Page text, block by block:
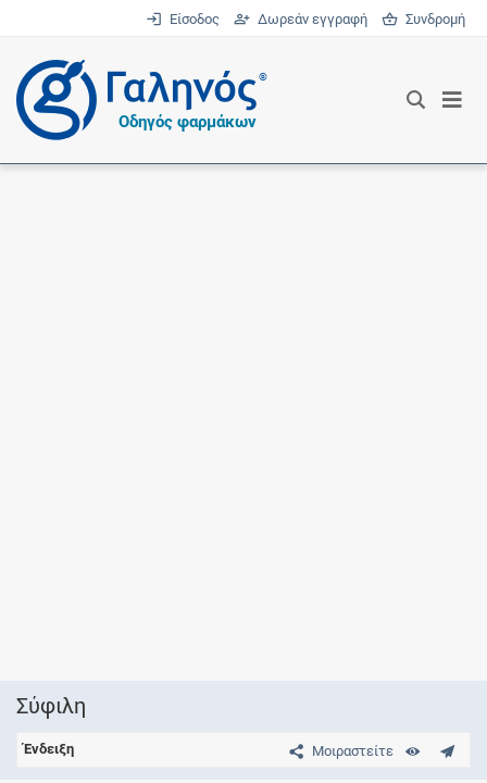
Είσοδος Δωρεάν εγγραφή Συνδρομή
®
Οδηγός φαρμάκων
Σύφιλη
Μοιραστείτε
Ένδειξη